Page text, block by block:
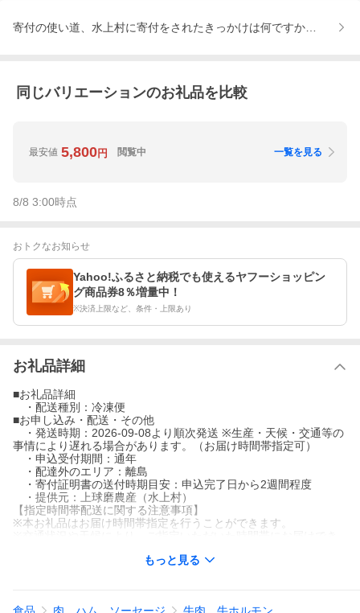
寄付の使い道、水上村に寄付をされたきっかけは何ですか？、水上
同じバリエーションのお礼品を比較
最安値 5,800円 閲覧中 一覧を見る
8/8 3:00時点
おトクなお知らせ
Yahoo!ふるさと納税でも使えるヤフーショッピン
グ商品券8％増量中！
※決済上限など、条件・上限あり
お礼品詳細
■お礼品詳細
・配送種別：冷凍便
■お申し込み・配送・その他
・発送時期：2026-09-08より順次発送 ※生産・天候・交通等の
事情により遅れる場合があります。（お届け時間帯指定可）
・申込受付期間：通年
・配達外のエリア：離島
・寄付証明書の送付時期目安：申込完了日から2週間程度
・提供元：上球磨農産（水上村）
【指定時間帯配送に関する注意事項】
※本お礼品はお届け時間帯指定を行うことができます。
※離島・一部の地域におきましてはお届け時間帯指定を行うこと
もっと見る